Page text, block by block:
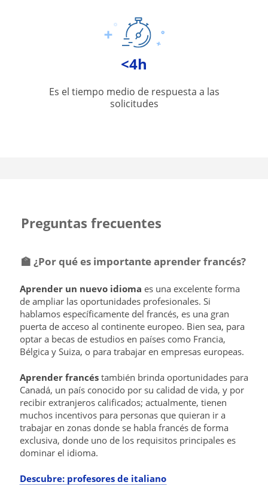
<4h
Es el tiempo medio de respuesta a las
solicitudes
Preguntas frecuentes
🏫 ¿Por qué es importante aprender francés?
Aprender un nuevo idioma es una excelente forma
de ampliar las oportunidades profesionales. Si
hablamos específicamente del francés, es una gran
puerta de acceso al continente europeo. Bien sea, para
optar a becas de estudios en países como Francia,
Bélgica y Suiza, o para trabajar en empresas europeas.
Aprender francés también brinda oportunidades para
Canadá, un país conocido por su calidad de vida, y por
recibir extranjeros calificados; actualmente, tienen
muchos incentivos para personas que quieran ir a
trabajar en zonas donde se habla francés de forma
exclusiva, donde uno de los requisitos principales es
dominar el idioma.
Descubre: profesores de italiano